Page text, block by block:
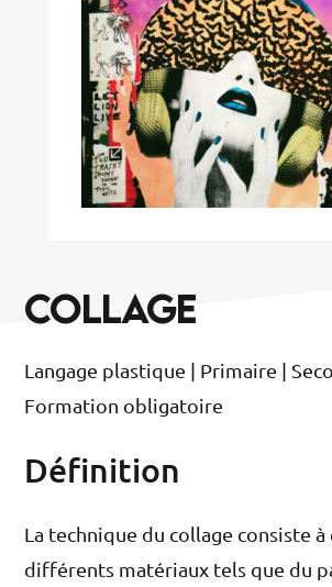
COLLAGE
Langage plastique | Primaire |
Formation obligatoire
Définition
La technique du collage consiste
différents matériaux tels que du